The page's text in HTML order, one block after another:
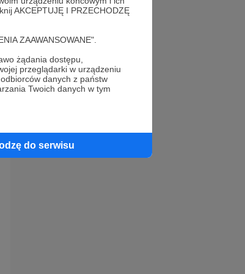
AKCEPTUJĘ I PRZECHODZĘ
ZAAWANSOWANE".
żądania dostępu,
przeglądarki w urządzeniu
danych z państw
Twoich danych w tym
do serwisu